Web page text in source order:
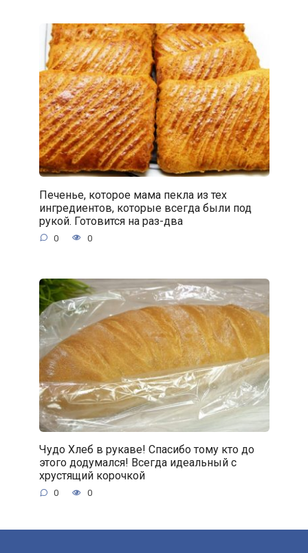
Печенье, которое мама пекла из тех
ингредиентов, которые всегда были под
рукой. Готовится на раз-два
0 0
Чудо Хлеб в рукаве! Спасибо тому кто до
этого додумался! Всегда идеальный с
хрустящий корочкой
0 0